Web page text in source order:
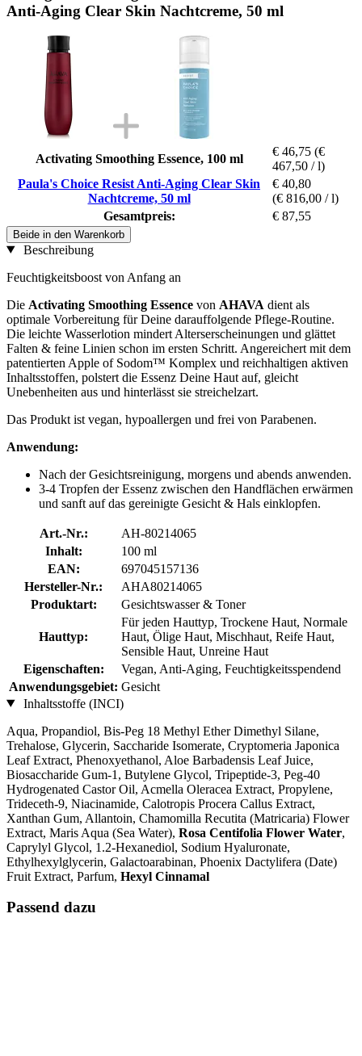
Anti-Aging Clear Skin Nachtcreme, 50 ml
Activating Smoothing Essence, 100 ml
€ 46,75 (€
467,50 / l)
Paula's Choice Resist Anti-Aging Clear Skin
Nachtcreme, 50 ml
€ 40,80
(€ 816,00 / l)
Gesamtpreis:
€ 87,55
Beide in den Warenkorb
Beschreibung
Feuchtigkeitsboost von Anfang an
Die Activating Smoothing Essence von AHAVA dient als
optimale Vorbereitung für Deine darauffolgende Pflege-Routine.
Die leichte Wasserlotion mindert Alterserscheinungen und glättet
Falten & feine Linien schon im ersten Schritt. Angereichert mit dem
patentierten Apple of Sodom™ Komplex und reichhaltigen aktiven
Inhaltsstoffen, polstert die Essenz Deine Haut auf, gleicht
Unebenheiten aus und hinterlässt sie streichelzart.
Das Produkt ist vegan, hypoallergen und frei von Parabenen.
Anwendung:
Nach der Gesichtsreinigung, morgens und abends anwenden.
3-4 Tropfen der Essenz zwischen den Handflächen erwärmen
und sanft auf das gereinigte Gesicht & Hals einklopfen.
Art.-Nr.:
AH-80214065
Inhalt:
100 ml
EAN:
697045157136
Hersteller-Nr.:
AHA80214065
Produktart:
Gesichtswasser & Toner
Hauttyp:
Für jeden Hauttyp, Trockene Haut, Normale
Haut, Ölige Haut, Mischhaut, Reife Haut,
Sensible Haut, Unreine Haut
Eigenschaften:
Vegan, Anti-Aging, Feuchtigkeitsspendend
Anwendungsgebiet: Gesicht
Inhaltsstoffe (INCI)
Aqua, Propandiol, Bis-Peg 18 Methyl Ether Dimethyl Silane,
Trehalose, Glycerin, Saccharide Isomerate, Cryptomeria Japonica
Leaf Extract, Phenoxyethanol, Aloe Barbadensis Leaf Juice,
Biosaccharide Gum-1, Butylene Glycol, Tripeptide-3, Peg-40
Hydrogenated Castor Oil, Acmella Oleracea Extract, Propylene,
Trideceth-9, Niacinamide, Calotropis Procera Callus Extract,
Xanthan Gum, Allantoin, Chamomilla Recutita (Matricaria) Flower
Extract, Maris Aqua (Sea Water), Rosa Centifolia Flower Water,
Caprylyl Glycol, 1.2-Hexanediol, Sodium Hyaluronate,
Ethylhexylglycerin, Galactoarabinan, Phoenix Dactylifera (Date)
Fruit Extract, Parfum, Hexyl Cinnamal
Passend dazu